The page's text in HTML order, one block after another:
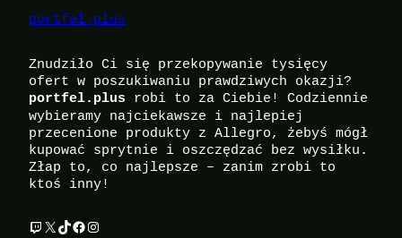
portfel.plus
Znudziło Ci się przekopywanie tysięcy
ofert w poszukiwaniu prawdziwych okazji?
portfel.plus robi to za Ciebie! Codziennie
wybieramy najciekawsze i najlepiej
przecenione produkty z Allegro, żebyś mógł
kupować sprytnie i oszczędzać bez wysiłku.
Złap to, co najlepsze – zanim zrobi to
ktoś inny!
Twitch X TikTok Facebook Instagram